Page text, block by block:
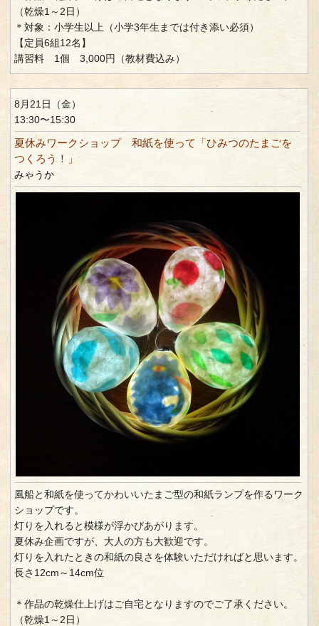
（乾燥1～2日）
＊対象：小学生以上（小学3年生までは付き添い必須）
【定員6組12名】
講習料 1個 3,000円（教材費込み）
8月21日（金）
13:30〜15:30
夏休みワークショップ 和紙を使って「ひみつのたまごを
つくろう！」
みゃうか
風船と和紙を使ってかわいいたまご型の和紙ランプを作るワーク
ショップです。
灯りを入れると模様が浮かびあがります。
夏休み企画ですが、大人の方も大歓迎です。
灯りを入れたときの和紙の良さを体験いただければと思います。
長さ12cm～14cm位
＊作品の乾燥仕上げはご自宅となりますのでご了承ください。
（乾燥1～2日）